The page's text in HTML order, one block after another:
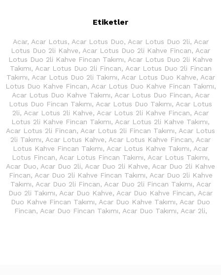
Etiketler
Acar, Acar Lotus, Acar Lotus Duo, Acar Lotus Duo 2li, Acar
Lotus Duo 2li Kahve, Acar Lotus Duo 2li Kahve Fincan, Acar
Lotus Duo 2li Kahve Fincan Takımı, Acar Lotus Duo 2li Kahve
Takımı, Acar Lotus Duo 2li Fincan, Acar Lotus Duo 2li Fincan
Takımı, Acar Lotus Duo 2li Takımı, Acar Lotus Duo Kahve, Acar
Lotus Duo Kahve Fincan, Acar Lotus Duo Kahve Fincan Takımı,
Acar Lotus Duo Kahve Takımı, Acar Lotus Duo Fincan, Acar
Lotus Duo Fincan Takımı, Acar Lotus Duo Takımı, Acar Lotus
2li, Acar Lotus 2li Kahve, Acar Lotus 2li Kahve Fincan, Acar
Lotus 2li Kahve Fincan Takımı, Acar Lotus 2li Kahve Takımı,
Acar Lotus 2li Fincan, Acar Lotus 2li Fincan Takımı, Acar Lotus
2li Takımı, Acar Lotus Kahve, Acar Lotus Kahve Fincan, Acar
Lotus Kahve Fincan Takımı, Acar Lotus Kahve Takımı, Acar
Lotus Fincan, Acar Lotus Fincan Takımı, Acar Lotus Takımı,
Acar Duo, Acar Duo 2li, Acar Duo 2li Kahve, Acar Duo 2li Kahve
Fincan, Acar Duo 2li Kahve Fincan Takımı, Acar Duo 2li Kahve
Takımı, Acar Duo 2li Fincan, Acar Duo 2li Fincan Takımı, Acar
Duo 2li Takımı, Acar Duo Kahve, Acar Duo Kahve Fincan, Acar
Duo Kahve Fincan Takımı, Acar Duo Kahve Takımı, Acar Duo
Fincan, Acar Duo Fincan Takımı, Acar Duo Takımı, Acar 2li,